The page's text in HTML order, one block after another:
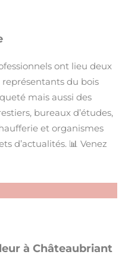
ont lieu deux
du bois
mais aussi des
bureaux d’études,
et organismes
d’actualités. 📊 Venez
à Châteaubriant